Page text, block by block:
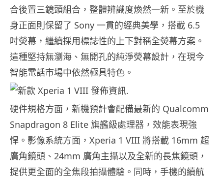
合後置三鏡頭組合，整體辨識度煥然一新。至於機
身正面則保留了 Sony 一貫的經典美學，搭載 6.5
吋熒幕，繼續採用標誌性的上下對稱全熒幕方案。
這種堅持無瀏海、無開孔的純淨熒幕設計，在現今
智能電話市場中依然極具特色。
硬件規格方面，新機預計會配備最新的 Qualcomm
Snapdragon 8 Elite 旗艦級處理器，效能表現強
悍。影像系統方面，Xperia 1 VIII 將搭載 16mm 超
廣角鏡頭、24mm 廣角主攝以及全新的長焦鏡頭，
提供更全面的全焦段拍攝體驗。同時，手機的續航